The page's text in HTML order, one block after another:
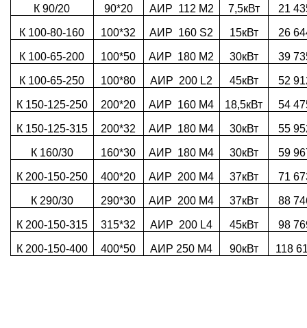
К 90/20 90*20 АИР 112 М2 7,5кВт 21
К 100-80-160 100*32 АИР 160 S2 15кВт 26
К 100-65-200 100*50 АИР 180 М2 30кВт 39
К 100-65-250 100*80 АИР 200 L2 45кВт 52
К 150-125-250 200*20 АИР 160 М4 18,5кВт 54
К 150-125-315 200*32 АИР 180 М4 30кВт 55
К 160/30 160*30 АИР 180 М4 30кВт 59
К 200-150-250 400*20 АИР 200 М4 37кВт 71
К 290/30 290*30 АИР 200 М4 37кВт 88
К 200-150-315 315*32 АИР 200 L4 45кВт 98
К 200-150-400 400*50 АИР 250 М4 90кВт 118